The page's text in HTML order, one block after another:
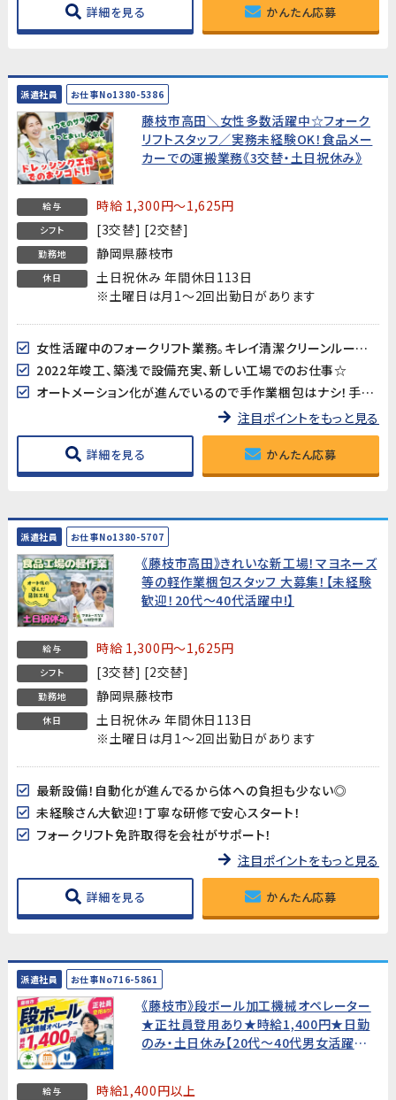
詳細を見る かんたん応募
派遣社員 お仕事No1380-5386
藤枝市高田＼女性多数活躍中☆フォーク
リフトスタッフ／実務未経験OK！食品メー
カーでの運搬業務《3交替・土日祝休み》
給与 時給 1,300円～1,625円
シフト [3交替] [2交替]
勤務地 静岡県藤枝市
休日
土日祝休み 年間休日113日
※土曜日は月1～2回出勤日があります
女性活躍中のフォークリフト業務。キレイ清潔クリーンルーム作業
2022年竣工、築浅で設備充実、新しい工場でのお仕事☆
オートメーション化が進んでいるので手作業梱包はナシ！手積みもナシ！重量物を自力で持ち上げる必要はありません♪
注目ポイントをもっと見る
詳細を見る かんたん応募
派遣社員 お仕事No1380-5707
《藤枝市高田》きれいな新工場！マヨネーズ
等の軽作業梱包スタッフ 大募集！【未経験
歓迎！20代～40代活躍中!】
給与 時給 1,300円～1,625円
シフト [3交替] [2交替]
勤務地 静岡県藤枝市
休日
土日祝休み 年間休日113日
※土曜日は月1～2回出勤日があります
最新設備！自動化が進んでるから体への負担も少ない◎
未経験さん大歓迎！丁寧な研修で安心スタート！
フォークリフト免許取得を会社がサポート！
注目ポイントをもっと見る
詳細を見る かんたん応募
派遣社員 お仕事No716-5861
《藤枝市》段ボール加工機械オペレーター
★正社員登用あり★時給1,400円★日勤
のみ・土日休み【20代〜40代男女活躍
給与 時給1,400円以上